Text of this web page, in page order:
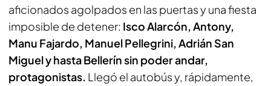
aficionados agolpados en las puertas y una fiesta
imposible de detener: Isco Alarcón, Antony,
Manu Fajardo, Manuel Pellegrini, Adrián San
Miguel y hasta Bellerín sin poder andar,
protagonistas. Llegó el autobús y, rápidamente,